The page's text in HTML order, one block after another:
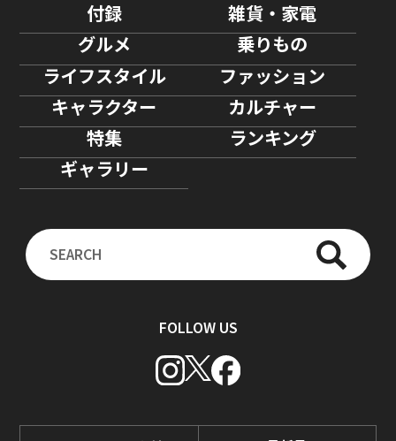
付録
雑貨・家電
グルメ
乗りもの
ライフスタイル
ファッション
キャラクター
カルチャー
特集
ランキング
ギャラリー
FOLLOW US